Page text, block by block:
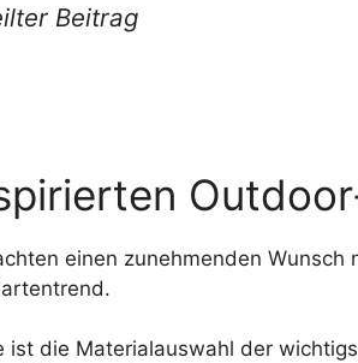
Beitrag
einen zunehmenden Wunsch
die Materialauswahl der